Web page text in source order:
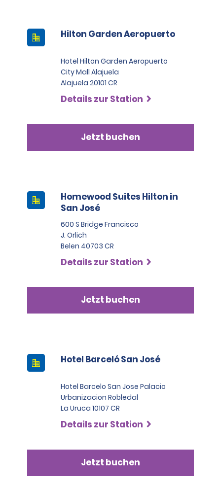
Hilton Garden Aeropuerto
Hotel Hilton Garden Aeropuerto
City Mall Alajuela
Alajuela 20101 CR
Details zur Station
Jetzt buchen
Homewood Suites Hilton in
San José
600 S Bridge Francisco
J. Orlich
Belen 40703 CR
Details zur Station
Jetzt buchen
Hotel Barceló San José
Hotel Barcelo San Jose Palacio
Urbanizacion Robledal
La Uruca 10107 CR
Details zur Station
Jetzt buchen